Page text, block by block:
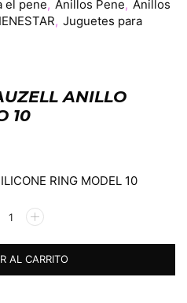
el pene, Anillos Pene, Anillos
, Juguetes para
ANILLO
10
RING MODEL 10
AL CARRITO
Alternative: